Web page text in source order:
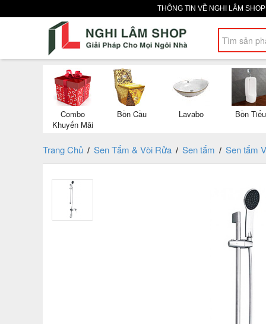
THÔNG TIN VỀ NGHI LÂM SHOP
Combo
Khuyến Mãi
Bồn Cầu Lavabo Bồn Tiểu
Trang Chủ / Sen Tắm & Vòi Rửa / Sen tắm / Sen tắm